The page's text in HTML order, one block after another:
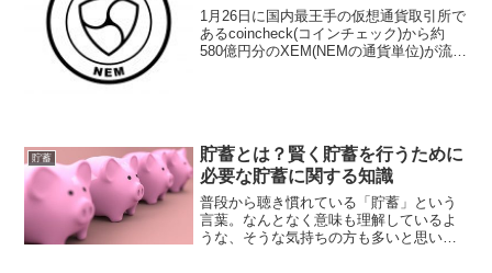
1月26日に国内最王手の仮想通貨取引所で
あるcoincheck(コインチェック)から約
580億円分のXEM(NEMの通貨単位)が流出
貯蓄
貯蓄とは？賢く貯蓄を行うために
必要な貯蓄に関する知識
普段から聴き慣れている「貯蓄」という
言葉。なんとなく意味も理解しているよ
うな、そうな気持ちの方も多いと思いま